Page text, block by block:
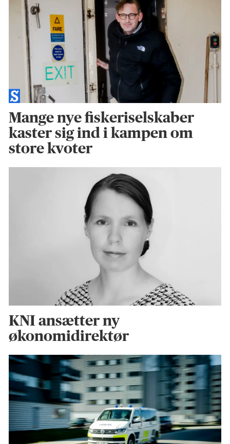
Mange nye fiskeriselskaber
kaster sig ind i kampen om
store kvoter
KNI ansætter ny
økonomidirektør